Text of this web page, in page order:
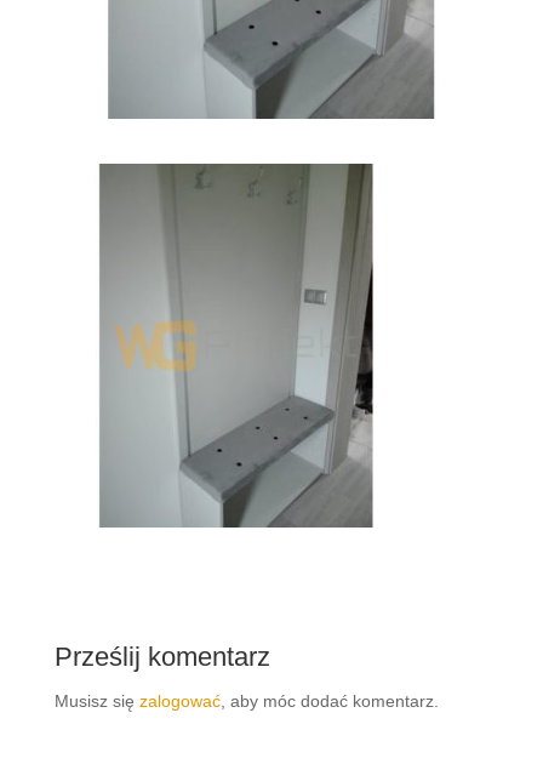
Prześlij komentarz
Musisz się zalogować, aby móc dodać komentarz.